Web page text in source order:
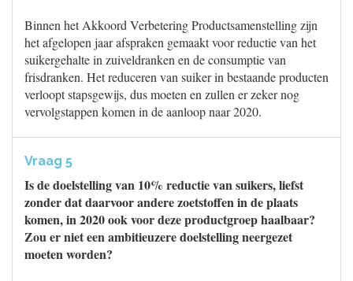
Binnen het Akkoord Verbetering Productsamenstelling zijn
het afgelopen jaar afspraken gemaakt voor reductie van het
suikergehalte in zuiveldranken en de consumptie van
frisdranken. Het reduceren van suiker in bestaande producten
verloopt stapsgewijs, dus moeten en zullen er zeker nog
vervolgstappen komen in de aanloop naar 2020.
Vraag 5
Is de doelstelling van 10% reductie van suikers, liefst
zonder dat daarvoor andere zoetstoffen in de plaats
komen, in 2020 ook voor deze productgroep haalbaar?
Zou er niet een ambitieuzere doelstelling neergezet
moeten worden?